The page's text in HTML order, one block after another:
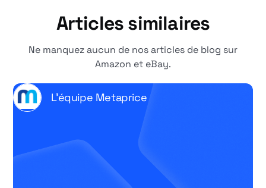
Articles similaires
Ne manquez aucun de nos articles de blog sur
Amazon et eBay.
L'équipe Metaprice